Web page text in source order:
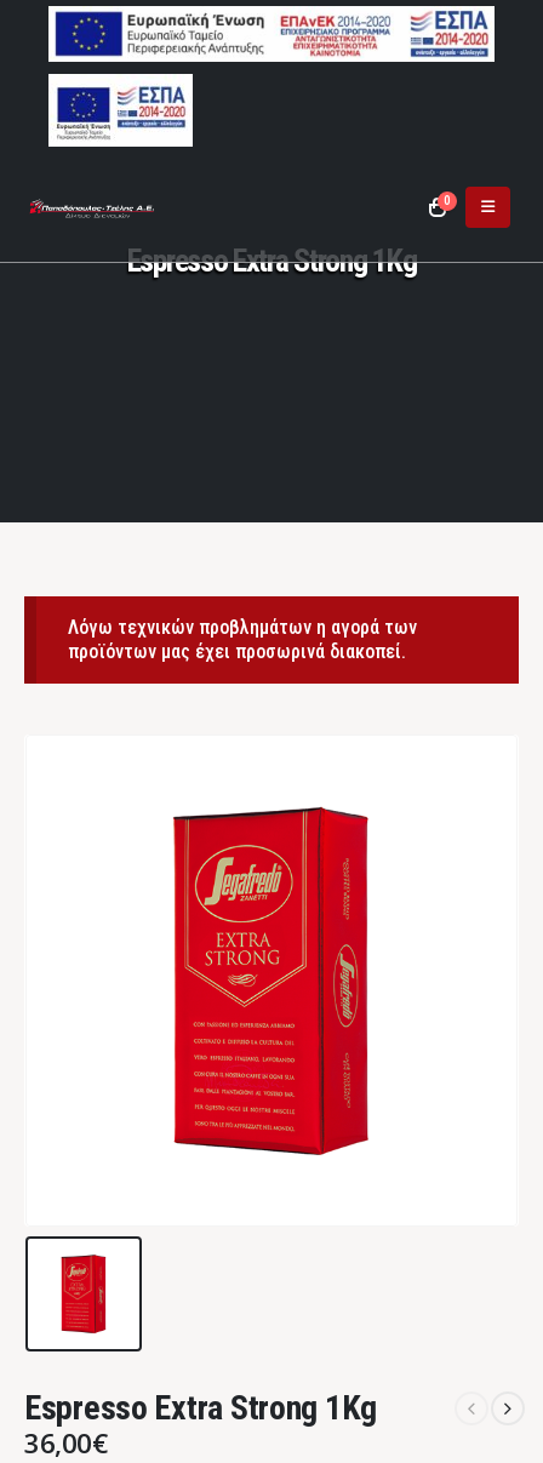
0
Espresso Extra Strong 1Kg
Λόγω τεχνικών προβλημάτων η αγορά των
προϊόντων μας έχει προσωρινά διακοπεί.
Espresso Extra Strong 1Kg
36,00€